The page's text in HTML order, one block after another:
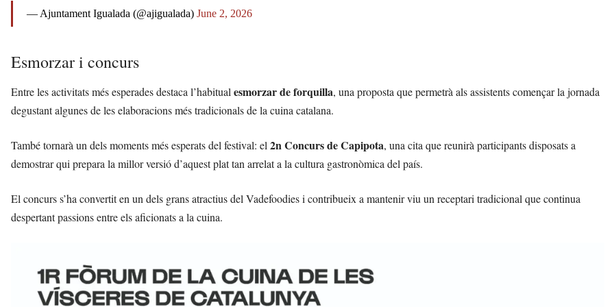
— Ajuntament Igualada (@ajigualada) June 2, 2026
Esmorzar i concurs
Entre les activitats més esperades destaca l’habitual esmorzar de forquilla, una proposta que permetrà als assistents començar la jornada
degustant algunes de les elaboracions més tradicionals de la cuina catalana.
També tornarà un dels moments més esperats del festival: el 2n Concurs de Capipota, una cita que reunirà participants disposats a
demostrar qui prepara la millor versió d’aquest plat tan arrelat a la cultura gastronòmica del país.
El concurs s’ha convertit en un dels grans atractius del Vadefoodies i contribueix a mantenir viu un receptari tradicional que continua
despertant passions entre els aficionats a la cuina.